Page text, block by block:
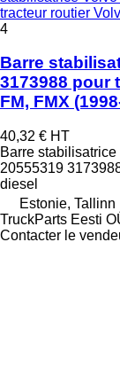
tracteur routier
4
Barre
3173988 pour
FM, FMX
40,32 € HT
Barre stabilisatrice
20555319
diesel
Estonie, Tallinn
TruckParts Eesti
Contacter le